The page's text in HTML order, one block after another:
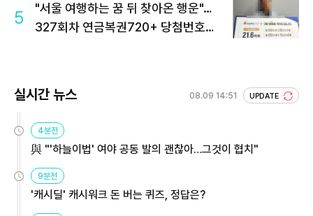
5
"서울 여행하는 꿈 뒤 찾아온 행운"…
327회차 연금복권720+ 당첨번호조
실시간 뉴스 08.09 14:51 UPDATE
4분전
與 "'하늘이법' 여야 공동 발의 괜찮아…그것이 협치"
9분전
'캐시딜' 캐시워크 돈 버는 퀴즈, 정답은?